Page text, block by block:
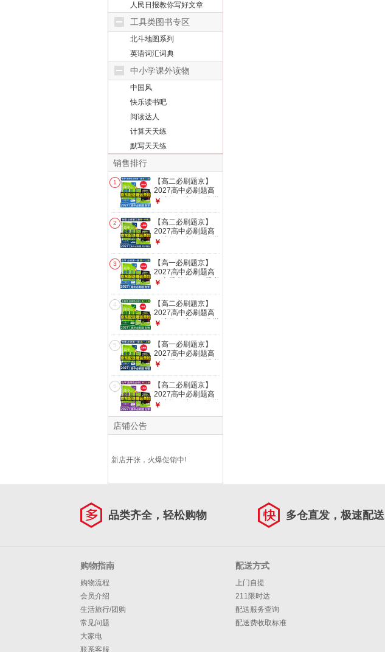
人民日报教你写好文章
工具类图书专区
北斗地图系列
英语词汇词典
中小学课外读物
中国风
快乐读书吧
阅读达人
计算天天练
默写天天练
销售排行
1
【高二必刷题京】
2027高中必刷题高
二选修一选修二数学
重点新高考新教材化
学物理选择性必修一
必刷题物理必修三课
本同步练习册： 27
数学选修一人教A版
￥
2
【高二必刷题京】
2027高中必刷题高
二选修一选修二数学
重点新高考新教材化
学物理选择性必修一
必刷题物理必修三课
本同步练习册：
2027【高一升高
二】物理必修三 人
教版
￥
3
【高一必刷题京】
2027高中必刷题高
一上册必修一下册必
点新高考新教材语文
英语物理化学生物政
治历史地理课本同步
练习册： 27数学必
修一人教A版
￥
4
【高二必刷题京】
2027高中必刷题高
二选修一选修二数学
重点新高考新教材化
学物理选择性必修一
必刷题物理必修三课
本同步练习册： 27
生物选修一 人教版
￥
5
【高一必刷题京】
2027高中必刷题高
一上册必修一下册必
点新高考新教材语文
英语物理化学生物政
治历史地理课本同步
练习册： 27物理必
修一 人教版
￥
6
【高二必刷题京】
2027高中必刷题高
二选修一选修二数学
化学选修一 人教版
￥
店铺公告
新店开张，火爆促销中!
品类齐全，轻松购物 多仓直发，极速配送
购物指南
购物流程
会员介绍
生活旅行/团购
常见问题
大家电
联系客服
配送方式
上门自提
211限时达
配送服务查询
配送费收取标准